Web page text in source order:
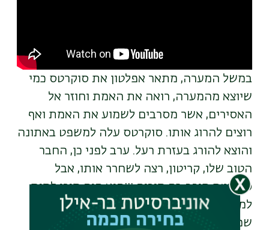
במשל המערה, מתאר אפלטון את סוקרטס כמי
שיוצא מהמערה, רואה את האמת וחוזר אל
האסירים, אשר מסרבים לשמוע את האמת ואף
רוצים להרוג אותו. סוקרטס עלה למשפט באתונה
והוצא להורג בעזרת רעל. ערב לפני כן, החבר
הטוב שלו, קריטון, רצה לשחרר אותו, אבל
סוקרטס סירב. זה מוכיח שהוא היה מוכן למות
למען האמת שלו. דבר זה מתקשר בעיני, לכך
שמאז אירועי 7 באוקטובר האינטרנט עמוס